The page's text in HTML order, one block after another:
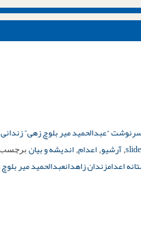
“عبدالحمید میر‌ بلوچ زهی”
slide
, آرشیو, اعدام, اندیشه و بیان برچسب
اعدامزندان زاهدانعبدالحمید میر